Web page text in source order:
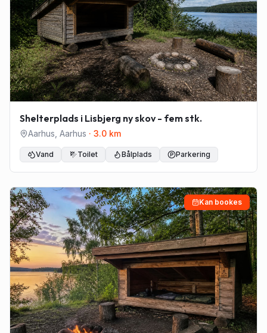
Shelterplads i Lisbjerg ny skov - fem stk.
Aarhus Aarhus · 3.0 km
Vand Toilet Bålplads Parkering
Kan bookes